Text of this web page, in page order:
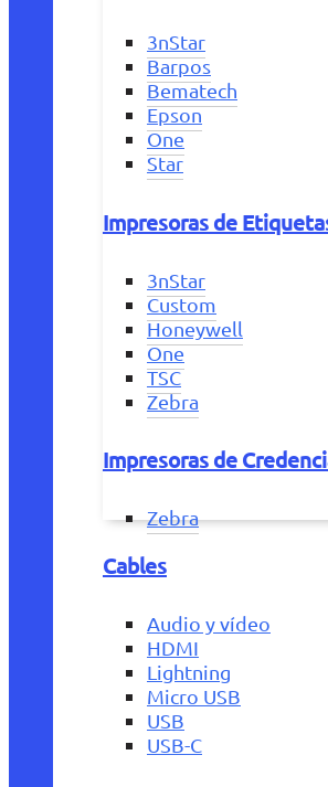
3nStar
Barpos
Bematech
Epson
One
Star
Impresoras de
3nStar
Custom
Honeywell
One
TSC
Zebra
Impresoras de
Zebra
Cables
Audio y vídeo
HDMI
Lightning
Micro USB
USB
USB-C